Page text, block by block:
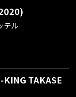
テル
TAKASE